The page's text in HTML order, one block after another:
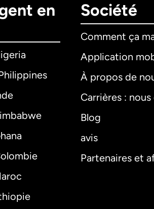
en
Société
Comment ça
Application
À propos de
Carrières :
Blog
avis
Partenaires et